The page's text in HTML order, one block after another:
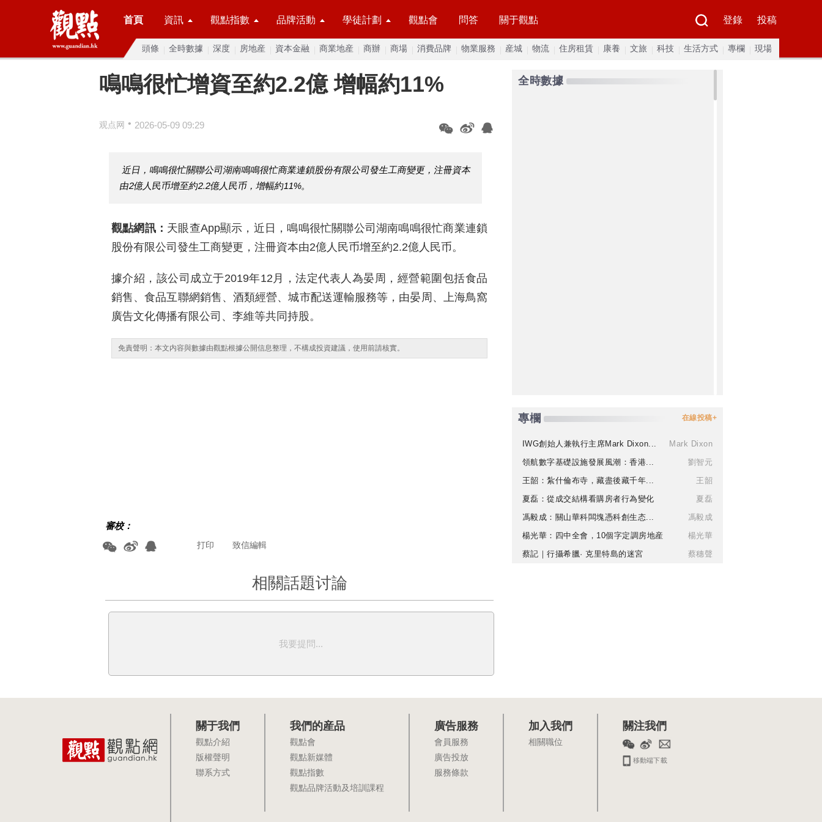
首頁 資訊 觀點指數 品牌活動 學徒計劃 觀點會 問答 關于觀點 登錄 投稿
頭條 全時數據 深度 房地産 資本金融 商業地産 商辦 商場 消費品牌 物業服務 産城 物流 住房租賃 康養 文旅 科技 生活方式 專欄 現場
鳴鳴很忙增資至約2.2億 增幅約11%
观点网 • 2026-05-09 09:29
近日，鳴鳴很忙關聯公司湖南鳴鳴很忙商業連鎖股份有限公司發生工商變更，注冊資本
由2億人民币增至約2.2億人民币，增幅約11%。
觀點網訊： 天眼查App顯示，近日，鳴鳴很忙關聯公司湖南鳴鳴很忙商業連鎖
股份有限公司發生工商變更，注冊資本由2億人民币增至約2.2億人民币。
據介紹，該公司成立于2019年12月，法定代表人為晏周，經營範圍包括食品
銷售、食品互聯網銷售、酒類經營、城市配送運輸服務等，由晏周、上海鳥窩
廣告文化傳播有限公司、李維等共同持股。
免責聲明：本文内容與數據由觀點根據公開信息整理，不構成投資建議，使用前請核實。
審校：
致信編輯
打印
相關話題讨論
我要提問...
全時數據
專欄 在線投稿+
IWG創始人兼執行主席Mark Dixon...
Mark Dixon
領航數字基礎設施發展風潮：香港...
劉智元
王韶：紮什倫布寺，藏盡後藏千年...
王韶
夏磊：從成交結構看購房者行為變化
夏磊
馮毅成：關山華科闆塊憑科創生态...
馮毅成
楊光華：四中全會，10個字定調房地産
楊光華
蔡記｜行攝希臘· 克里特島的迷宮
蔡穗聲
關于我們
觀點介紹
版權聲明
聯系方式
我們的産品
觀點會
觀點新媒體
觀點指數
觀點品牌活動及培訓課程
廣告服務
會員服務
廣告投放
服務條款
加入我們
相關職位
關注我們
移動端下載